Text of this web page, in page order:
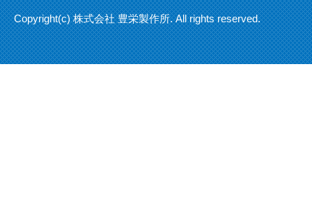
Copyright(c) 株式会社 豊栄製作所. All rights reserved.